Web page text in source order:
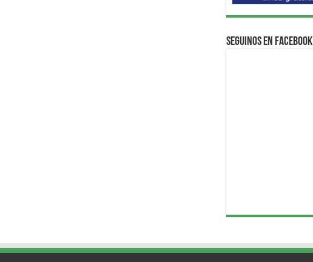
Seguinos en Facebook